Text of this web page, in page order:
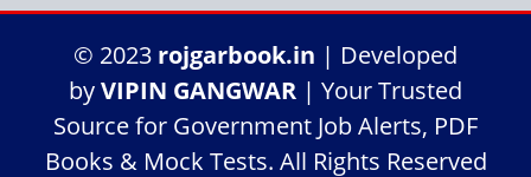
© 2023 rojgarbook.in | Developed
byVIPIN GANGWAR | Your Trusted
Source for Government Job Alerts, PDF
Books & Mock Tests. All Rights Reserved